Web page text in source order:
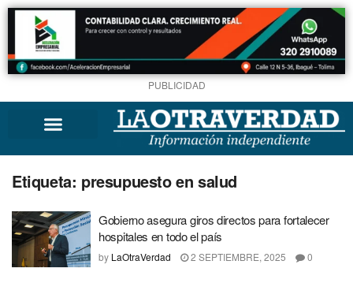
PUBLICIDAD
Etiqueta: presupuesto en salud
Gobierno asegura giros directos para fortalecer
hospitales en todo el país
by LaOtraVerdad 2 SEPTIEMBRE, 2025 0